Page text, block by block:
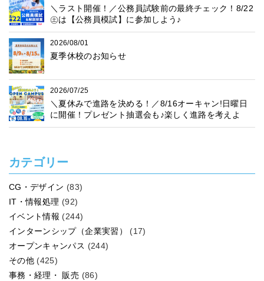
＼ラスト開催！／公務員試験前の最終チェック！8/22
㊏は【公務員模試】に参加しよう♪
2026/08/01
夏季休校のお知らせ
2026/07/25
＼夏休みで進路を決める！／8/16オーキャン!日曜日
に開催！プレゼント抽選会も♪楽しく進路を考えよ
う！
カテゴリー
CG・デザイン (83)
IT・情報処理 (92)
イベント情報 (244)
インターンシップ（企業実習）
(17)
オープンキャンパス (244)
その他 (425)
事務・経理・ 販売 (86)